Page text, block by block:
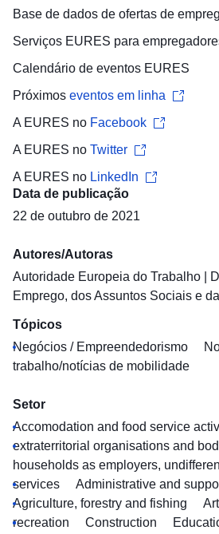
Base de dados de ofertas de
Serviços EURES para
Calendário de eventos EURES
Próximos eventos em linha
A EURES no Facebook
A EURES no Twitter
A EURES no LinkedIn
Data de publicação
22 de outubro de 2021
Autores/Autoras
Autoridade Europeia do Trabalho
Emprego, dos Assuntos Sociais e
Tópicos
Negócios / Empreendedorismo
trabalho/notícias de mobilidade
Setor
Accomodation and food service
extraterritorial organisations and
households as employers,
services
Administrative and
Agriculture, forestry and fishing
recreation
Construction